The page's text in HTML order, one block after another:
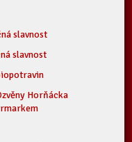
slavnost
slavnost
Horňácka